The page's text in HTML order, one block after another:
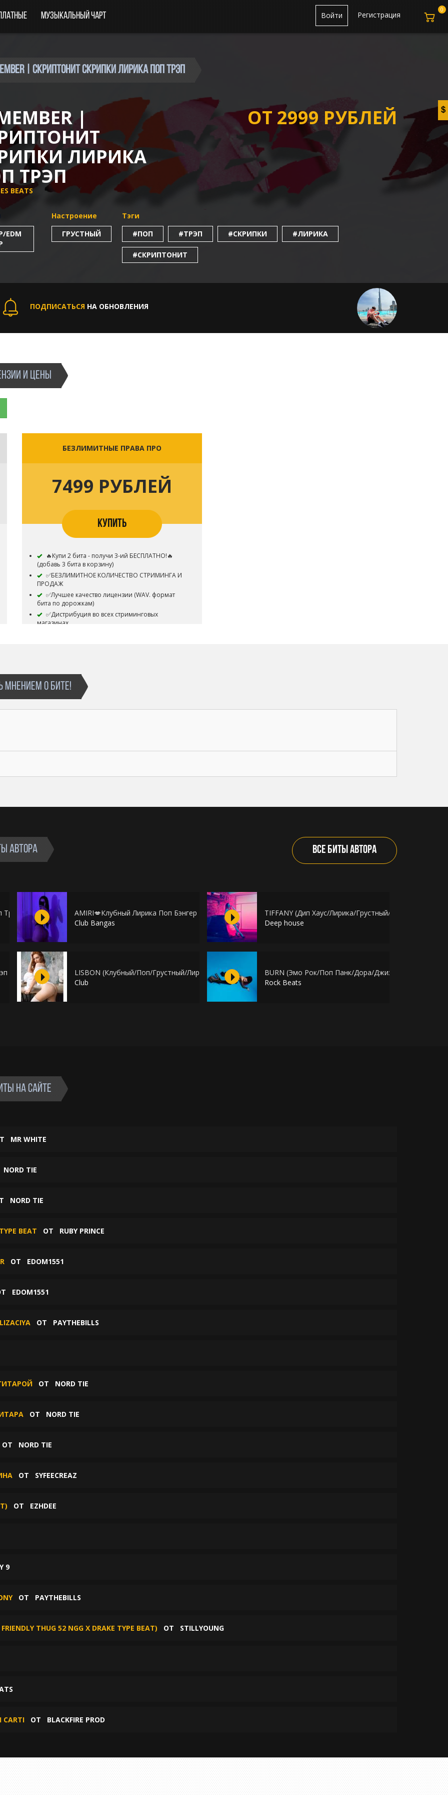
Музыкальный чарт Регистрация
Войти
| Скриптонит Скрипки Лирика Поп Трэп
|
ЛИРИКА
ТРЭП
BEATS
ОТ 2999 РУБЛЕЙ
EDM
Настроение
ГРУСТНЫЙ
Тэги
#ПОП
#ТРЭП #СКРИПКИ #ЛИРИКА
#СКРИПТОНИТ
ПОДПИСАТЬСЯ НА ОБНОВЛЕНИЯ
И ЦЕНЫ
БЕЗЛИМИТНЫЕ ПРАВА ПРО
7499 РУБЛЕЙ
КУПИТЬ
🔥Купи 2 бита - получи 3-ий БЕСПЛАТНО!🔥
(добавь 3 бита в корзину)
✅БЕЗЛИМИТНОЕ КОЛИЧЕСТВО СТРИМИНГА И
ПРОДАЖ
✅Лучшее качество лицензии (WAV. формат
бита по дорожкам)
✅Дистрибуция во всех стриминговых
магазинах
CONTENT ID
⛔Запрещено использовать систему CONTENT
ID
❗Владельцем бита остаётся: Kisses Beats
МНЕНИЕМ О БИТЕ!
АВТОРА ВСЕ БИТЫ АВТОРА
Лирика Pop Trap DrakeAMIRI💋Клубный Лирика Поп Бэнгер Грустный Tyga Club
Club Bangas
TIFFANY (Дип Хаус/Лирика/Грустный/
Deep house
LISBON (Клубный/Поп/Грустный/Лирический/Tyga/Club Banger)
Club
BURN (Эмо Рок/Поп Панк/Дора/Джизус)
Rock Beats
НА САЙТЕ
MR WHITE
NORD TIE
NORD TIE
BEAT ОТ RUBY PRINCE
ОТ EDOM1551
EDOM1551
ОТ PAYTHEBILLS
ОТ NORD TIE
ОТ NORD TIE
ОТ NORD TIE
ОТ SYFEECREAZ
ОТ EZHDEE
9
ОТ PAYTHEBILLS
THUG 52 NGG X DRAKE TYPE BEAT) ОТ STILLYOUNG
CARTI ОТ BLACKFIRE PROD
0